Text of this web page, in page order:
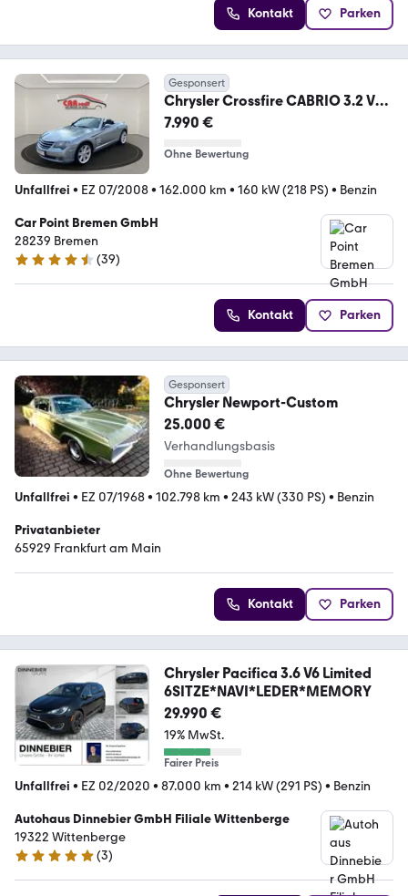
Kontakt Parken
Gesponsert
Chrysler Crossfire CABRIO 3.2 V6
AUTOMATIK NAVIGATION TOP
7.990 €
Ohne Bewertung
Unfallfrei • EZ 07/2008• 162.000 km • 160 kW (218 PS) • Benzin
Car Point Bremen GmbH
28239 Bremen
4.6 Sterne
(39)
Kontakt Parken
Gesponsert
Chrysler Newport-Custom
25.000 €
Verhandlungsbasis
Ohne Bewertung
Unfallfrei • EZ 07/1968• 102.798 km • 243 kW (330 PS) • Benzin
Privatanbieter
65929 Frankfurt am Main
Kontakt Parken
Chrysler Pacifica 3.6 V6 Limited
6SITZE*NAVI*LEDER*MEMORY
29.990 €
19% MwSt.
Fairer Preis
Unfallfrei • EZ 02/2020 • 87.000 km • 214 kW (291 PS) • Benzin
Autohaus Dinnebier GmbH Filiale Wittenberge
19322 Wittenberge
5 Sterne
(3)